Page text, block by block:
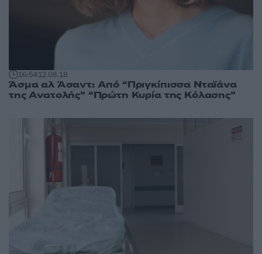
16:5412.08.18
Άσμα αλ Άσαντ: Από “Πριγκίπισσα Νταϊάνα
της Ανατολής” “Πρώτη Κυρία της Κόλασης”